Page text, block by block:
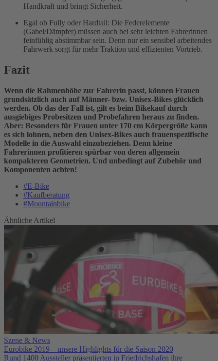
Handkraft und bringt Sicherheit.
Egal ob Fully oder Hardtail: Die Federelemente
(Gabel/Dämpfer) müssen auch bei sehr leichten Fahrerinnen
feinfühlig abstimmbar sein. Denn nur ein sensibel arbeitendes
Fahrwerk sorgt für mehr Traktion und effizienten Vortrieb.
Fazit
Wenn die Rahmenhöhe zur Fahrerin passt, können Frauen
grundsätzlich auch auf Männer- bzw. Unisex-Bikes glücklich
werden. Ob das der Fall ist, gilt es beim Bikekauf durch
ausgiebiges Probesitzen und Probefahren heraus zu finden.
Aber: Besonders für Frauen unter 170 cm Körpergröße kann
es sich lohnen, neben den Unisex-Bikes auch frauenspezifische
Modelle in die Auswahl einzubeziehen. Denn kleine
Fahrerinnen profitieren spürbar von deren allgemein
kompakteren Geometrien. Und unbedingt auf Zubehör und
Komponenten achten!
#E-Bike
#Kaufberatung
#Mountainbike
Ähnliche Artikel
Szene & News
Eurobike 2019 – unsere Highlights für die Saison 2020
Rund 1400 Aussteller präsentierten in Friedrichshafen ihre